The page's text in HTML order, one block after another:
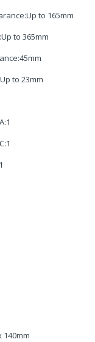
to 165mm
to 365mm
to 23mm
140mm